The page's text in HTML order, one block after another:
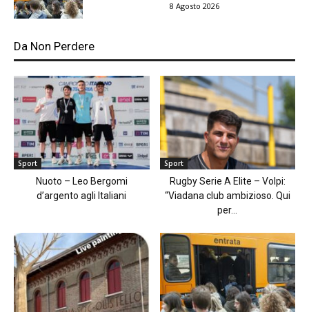
8 Agosto 2026
Da Non Perdere
Sport
Nuoto – Leo Bergomi
d’argento agli Italiani
Sport
Rugby Serie A Elite – Volpi:
“Viadana club ambizioso. Qui
per...